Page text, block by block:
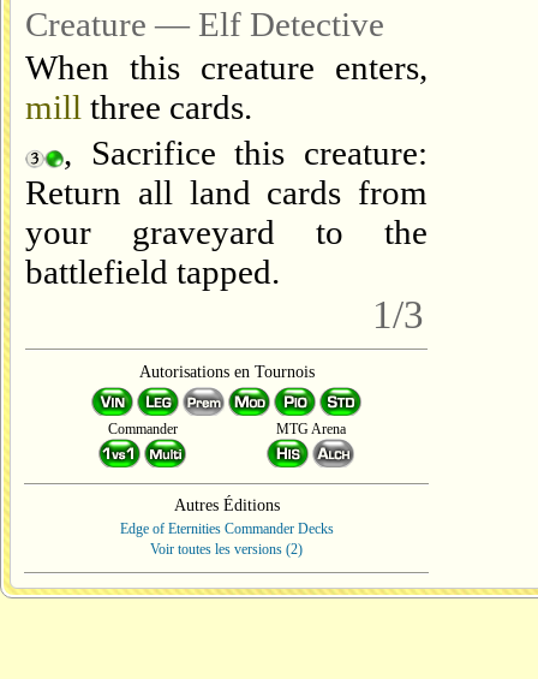
Creature — Elf Detective
When this creature enters,
mill three cards.
, Sacrifice this creature:
Return all land cards from
your graveyard to the
battlefield tapped.
1/3
Autorisations en Tournois
Commander MTG Arena
Autres Éditions
Edge of Eternities Commander Decks
Voir toutes les versions (2)